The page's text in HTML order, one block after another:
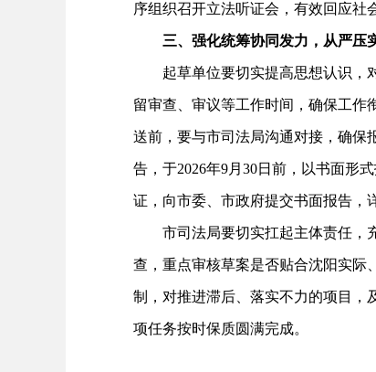
序组织召开立法听证会，有效回应社
三、强化统筹协同发力，从严压
起草单位要切实提高思想认识，对
留审查、审议等工作时间，确保工作
送前，要与市司法局沟通对接，确保
告，于2026年9月30日前，以书面形
证，向市委、市政府提交书面报告，
市司法局要切实扛起主体责任，充
查，重点审核草案是否贴合沈阳实际
制，对推进滞后、落实不力的项目，
项任务按时保质圆满完成。